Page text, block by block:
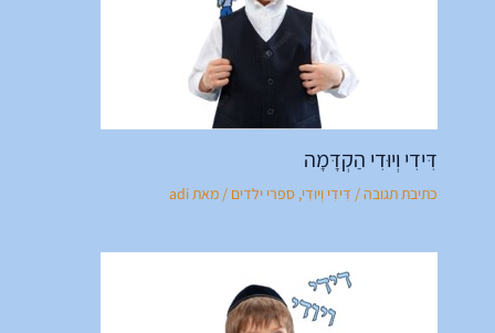
דִּידִי וְיוּדִי הַקְדָּמָה
כתיבת תגובה/ דִּידִי וְיוּדִי, ספרי ילדים / מאתadi